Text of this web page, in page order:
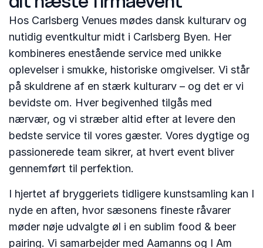
Hos Carlsberg Venues mødes dansk kulturarv og
nutidig eventkultur midt i Carlsberg Byen. Her
kombineres enestående service med unikke
oplevelser i smukke, historiske omgivelser. Vi står
på skuldrene af en stærk kulturarv – og det er vi
bevidste om. Hver begivenhed tilgås med
nærvær, og vi stræber altid efter at levere den
bedste service til vores gæster. Vores dygtige og
passionerede team sikrer, at hvert event bliver
gennemført til perfektion.
I hjertet af bryggeriets tidligere kunstsamling kan I
nyde en aften, hvor sæsonens fineste råvarer
møder nøje udvalgte øl i en sublim food & beer
pairing. Vi samarbejder med Aamanns og I Am